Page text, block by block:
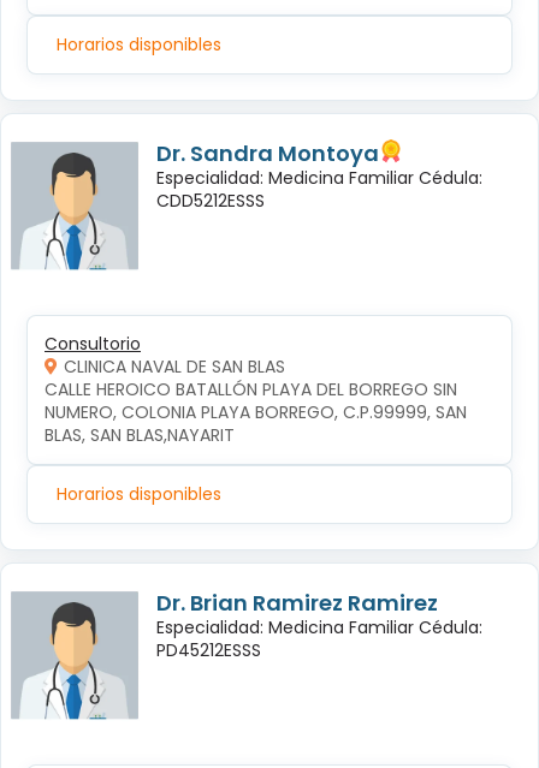
Horarios disponibles
Dr. Sandra Montoya
Especialidad: Medicina Familiar Cédula:
CDD5212ESSS
Consultorio
CLINICA NAVAL DE SAN BLAS
CALLE HEROICO BATALLÓN PLAYA DEL BORREGO SIN
NUMERO, COLONIA PLAYA BORREGO, C.P.99999, SAN
BLAS, SAN BLAS,NAYARIT
Horarios disponibles
Dr. Brian Ramirez Ramirez
Especialidad: Medicina Familiar Cédula:
PD45212ESSS